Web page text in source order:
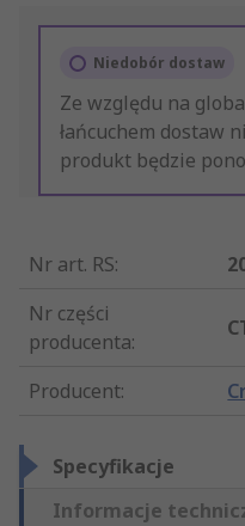
Niedobór dostaw
Ze względu na
łańcuchem dostaw
produkt będzie
Nr art. RS:
Nr części
producenta:
Producent:
Specyfikacje
Informacje